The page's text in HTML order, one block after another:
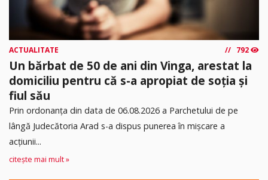
ACTUALITATE 792
Un bărbat de 50 de ani din Vinga, arestat la
domiciliu pentru că s-a apropiat de soția și
fiul său
Prin ordonanța din data de 06.08.2026 a Parchetului de pe
lângă Judecătoria Arad s-a dispus punerea în mişcare a
acţiunii...
citește mai mult »